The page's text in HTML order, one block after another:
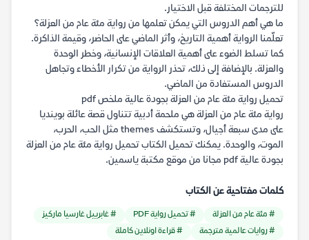
للترجمات المختلفة قبل الاختيار.
ما هي أهم الدروس التي يمكن تعلمها من رواية مئة عام من العزلة؟
تعلّمنا الرواية أهمية التاريخ، وأثر الماضي على الحاضر، وقيمة الذاكرة.
كما تسلط الضوء على أهمية العلاقات الإنسانية، وخطر الوحدة
والعزلة. بالإضافة إلى ذلك، تحذر الرواية من تكرار الأخطاء وتجاهل
الدروس المستفادة من الماضي.
تحميل رواية مئة عام من العزلة بجودة عالية ملخص pdf
رواية مئة عام من العزلة هي ملحمة أدبية تتناول قصة عائلة بوينديا
على مدى سبعة أجيال، وتستكشف themes مثل الحب، الحرب،
الموت، والوحدة. يمكنك تحميل الكتاب تحميل رواية مئة عام من العزلة
بجودة عالية pdf مجانا من موقع مكتبة ياسمين.
كلمات مفتاحية عن الكتاب
# مئة عام من العزلة # تحميل رواية PDF
# غابرييل غارسيا ماركيز
# روايات عالمية مترجمة
# قراءة اونلاين كاملة